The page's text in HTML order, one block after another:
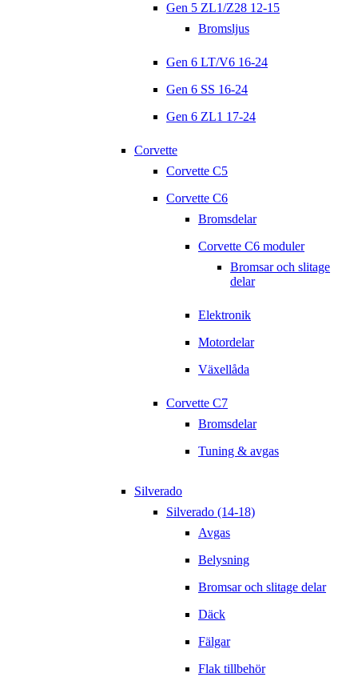
Gen 5 ZL1/Z28 12-15
Bromsljus
Gen 6 LT/V6 16-24
Gen 6 SS 16-24
Gen 6 ZL1 17-24
Corvette
Corvette C5
Corvette C6
Bromsdelar
Corvette C6 moduler
Bromsar och slitage
delar
Elektronik
Motordelar
Växellåda
Corvette C7
Bromsdelar
Tuning & avgas
Silverado
Silverado (14-18)
Avgas
Belysning
Bromsar och slitage delar
Däck
Fälgar
Flak tillbehör